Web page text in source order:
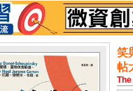
笑
帖